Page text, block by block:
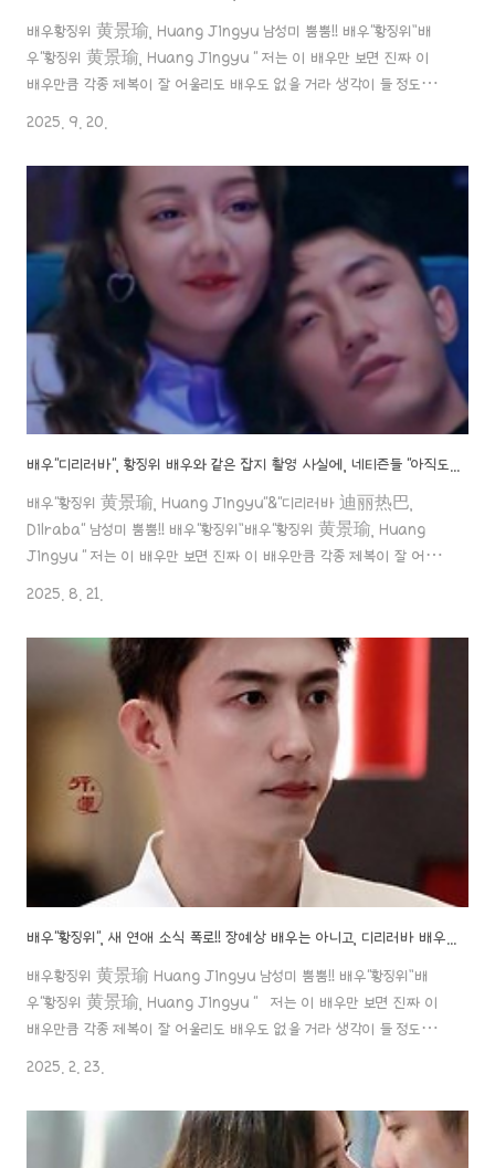
배우황징위 黄景瑜, Huang Jingyu 남성미 뿜뿜!! 배우“황징위”배
우"황징위 黄景瑜, Huang Jingyu " 저는 이 배우만 보면 진짜 이
배우만큼 각종 제복이 잘 어울리도 배우도 없을 거라 생각이 들 정도로
"톱스타 아이 논란"으로 디리러바 배우까지 다시 또 휘말려..ㄷㄷ 배우"디
리러바", 황징위 배우와 같은 잡지 촬영 사실에, 네티즌들 "아직도 만나
나?" 같은 도시에배우"황징위 黄景瑜, Huang Jingyu"&"디리러바
迪丽热巴, Dilraba" 남성미 뿜뿜!! 배우“황징위”배우"황징위 黄景
瑜, Huang Jingyu " 저는 이 배우만 보..
2025. 9. 20.
배우"황징위 黄景瑜, Huang Jingyu"&"디리러바 迪丽热巴,
Dilraba" 남성미 뿜뿜!! 배우“황징위”배우"황징위 黄景瑜, Huang
Jingyu " 저는 이 배우만 보면 진짜 이 배우만큼 각종 제복이 잘 어울
리도 배우도 없을 거라 생각이 들 정도로세상 남자!! 남성미가 물씬 풍기
(迪丽热巴 / Dilraba)디리러바 (적려열파, 迪丽热巴 / Dilraba)
동서양의 아름다움을 다 가지고 있는 디리러바. 계속 여자배우들 중에
상위 인기순위를 차지하고 있는 배우예요. 그녀에 대한 인물 탐구 포스
팅! 시작할aaa888000.com ✖️ 배우"디리러바", 황징위 배우와 같은
잡지 촬영 사실에, 네티즌들 "아직도 만나나?"..
2025. 8. 21.
배우황징위 黄景瑜 Huang Jingyu 남성미 뿜뿜!! 배우“황징위”배
우"황징위 黄景瑜, Huang Jingyu " 저는 이 배우만 보면 진짜 이
배우만큼 각종 제복이 잘 어울리도 배우도 없을 거라 생각이 들 정도로
애 소식 폭로! 디리러바 배우의 출산설은 결국 해프닝으로 끝
나..! 동북 4미, 쓰촨성 및 충칭 4미, 광둥 4미..!황징위, 샤오잔, 허개
배우는 모두 절세 미남~^^!동북 4 미, 쓰촨성 및 충칭 4 미, 광둥 4 미..!
2025. 2. 23.